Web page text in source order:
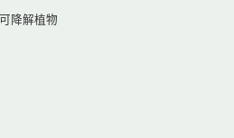
降解植物